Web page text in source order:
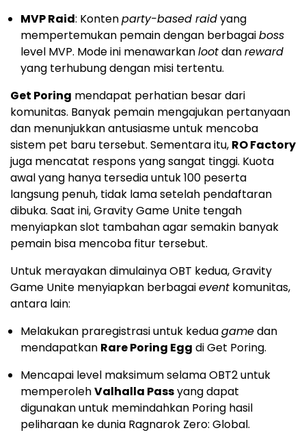
MVP Raid: Kontenparty-based raidyang
mempertemukan pemain dengan berbagaiboss
level MVP. Mode ini menawarkanlootdanreward
yang terhubung dengan misi tertentu.
Get Poring mendapat perhatian besar dari
komunitas. Banyak pemain mengajukan pertanyaan
dan menunjukkan antusiasme untuk mencoba
sistem pet baru tersebut. Sementara itu, RO Factory
juga mencatat respons yang sangat tinggi. Kuota
awal yang hanya tersedia untuk 100 peserta
langsung penuh, tidak lama setelah pendaftaran
dibuka. Saat ini, Gravity Game Unite tengah
menyiapkan slot tambahan agar semakin banyak
pemain bisa mencoba fitur tersebut.
Untuk merayakan dimulainya OBT kedua, Gravity
Game Unite menyiapkan berbagaievent komunitas,
antara lain:
Melakukan praregistrasi untuk keduagamedan
mendapatkan Rare Poring Egg di Get Poring.
Mencapai level maksimum selama OBT2 untuk
memperolehValhalla Passyang dapat
digunakan untuk memindahkan Poring hasil
peliharaan ke dunia Ragnarok Zero: Global.